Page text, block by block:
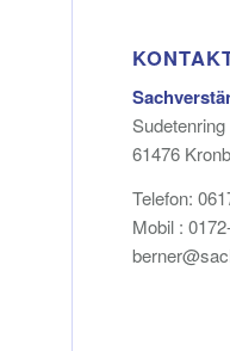
Sudetenring
61476
Telefon:
Mobil :